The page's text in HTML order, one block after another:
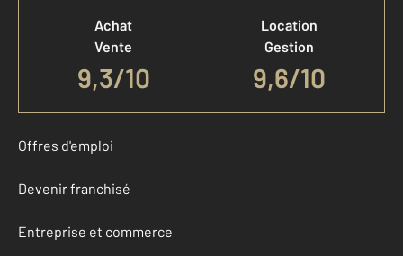
Achat
Vente
9,3/10
Location
Gestion
9,6/10
Offres d'emploi
Devenir franchisé
Entreprise et commerce